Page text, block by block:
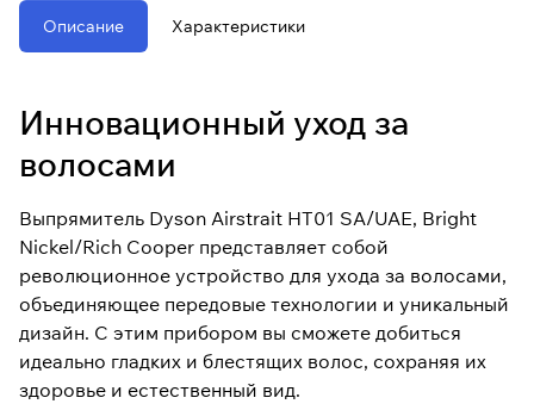
Описание Характеристики
Инновационный уход за
волосами
Выпрямитель Dyson Airstrait HT01 SA/UAE, Bright
Nickel/Rich Cooper представляет собой
революционное устройство для ухода за волосами,
объединяющее передовые технологии и уникальный
дизайн. С этим прибором вы сможете добиться
идеально гладких и блестящих волос, сохраняя их
здоровье и естественный вид.